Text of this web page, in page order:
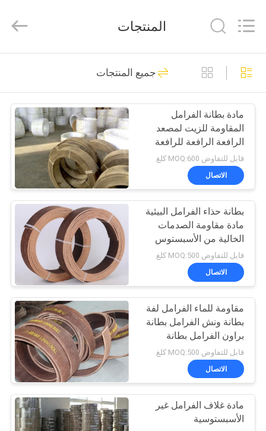
مسكن
منتجات
معلومات
جولة
المعمل
مراقبة
الجودة
اتصل
اطلب
اقتباس
Reserved.
لفة بطانة الفرامل
42
بطانة لفة الفرامل
23
لفة بطانة الفرامل
المنسوجة
25
المنتجات
جميع المنتجات
مادة بطانة الفرامل
المقاومة للزيت لمصعد
الرافعة الرافعة للرافعة
قابل للتفاوض MOQ:600 كلغ
الاتصال
بطانة حذاء الفرامل البيئية
مادة مقاومة الصدمات
الخالية من الأسبستوس
قابل للتفاوض MOQ:500 كلغ
الاتصال
مقاومة للماء الفرامل لفة
بطانة ونش الفرامل بطانة
براون الفرامل بطانة
الأحذية كيت
قابل للتفاوض MOQ:500 كلغ
الاتصال
مادة غلاف الفرامل غير
الأسبستوسية